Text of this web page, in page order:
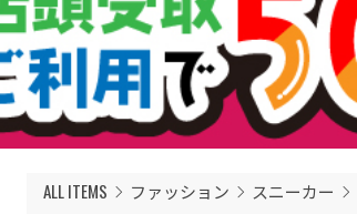
ALL ITEMS ファッション スニーカー